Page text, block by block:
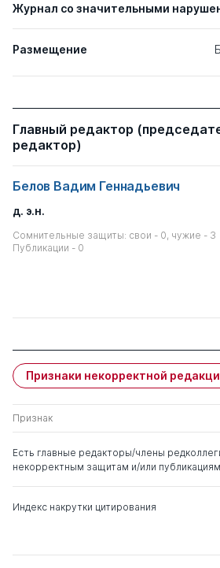
Журнал со значительными
Размещение
Главный редактор
редактор)
Белов Вадим Геннадьевич
д. э.н.
Сомнительные защиты: свои - 0, чужие - 3
Публикации - 0
Признаки некорректной
Признак
Есть главные редакторы/члены
некорректным защитам и/или публикациям
Индекс накрутки цитирования